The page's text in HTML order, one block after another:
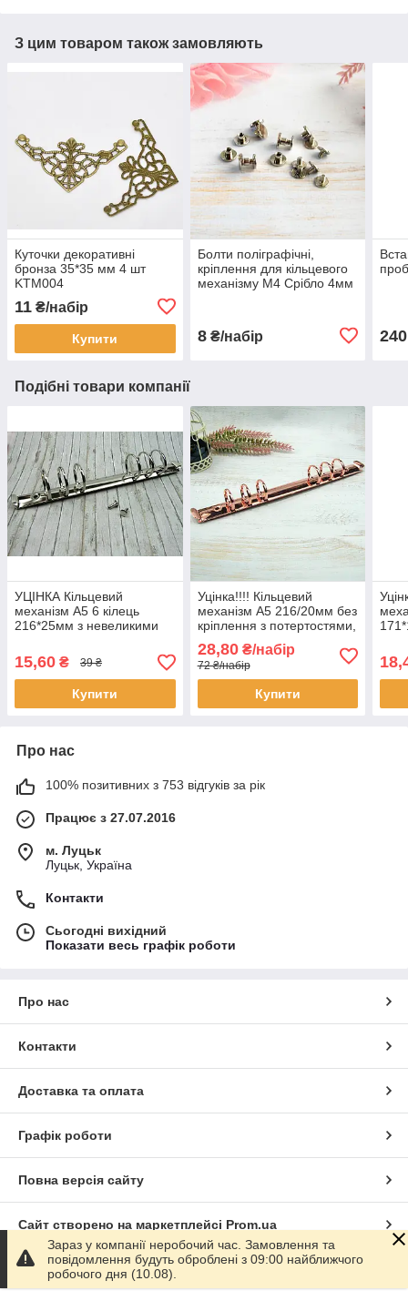
З цим товаром також замовляють
Куточки декоративні
бронза 35*35 мм 4 шт
KTM004
11 ₴/набір
Купити
Болти поліграфічні,
кріплення для кільцевого
механізму М4 Срібло 4мм
8₴/набір 240
Подібні товари компанії
УЦІНКА Кільцевий
механізм А5 6 кілець
216*25мм з невеликими
хольнітениKMB003
15,60 ₴ 39 ₴
Купити
Уцінка!!!! Кільцевий
механізм А5 216/20мм без
кріплення з потертостями,
вм"ятинками KMB005
28,80₴/набір
72 ₴/набір
Купити
Про нас
100% позитивних з 753 відгуків за рік
Працює з 27.07.2016
м. Луцьк
Луцьк, Україна
Контакти
Сьогодні вихідний
Показати весь графік роботи
Про нас
Контакти
Доставка та оплата
Графік роботи
Повна версія сайту
Сайт створено на маркетплейсі Prom.ua
Політика конфіденційності
Зараз у компанії неробочий час. Замовлення та
повідомлення будуть оброблені з 09:00 найближчого
робочого дня (10.08).